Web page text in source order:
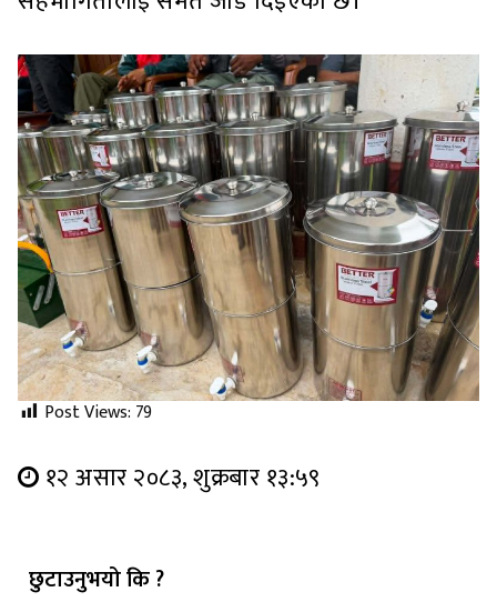
Post Views: 79
१२ असार २०८३, शुक्रबार १३:५९
छुटाउनुभयो कि ?